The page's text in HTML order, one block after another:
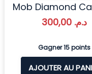
Mob Diamond
د.م.
Gagner 15 points
AJOUTER AU